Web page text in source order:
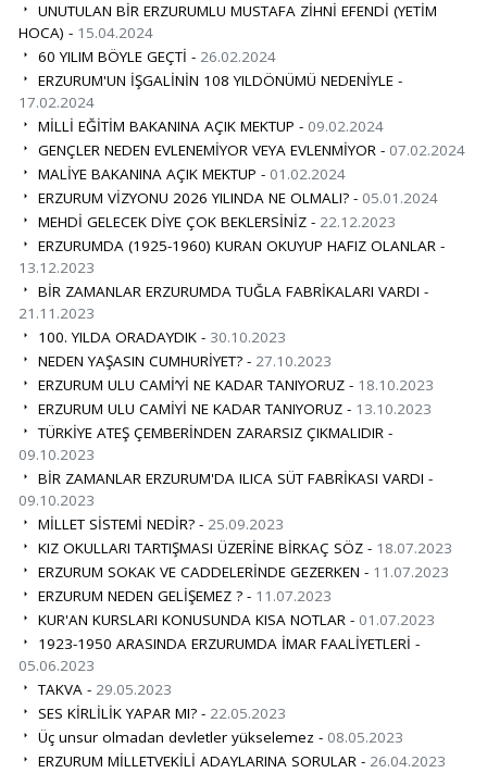
UNUTULAN BİR ERZURUMLU MUSTAFA ZİHNİ EFENDİ (YETİM
HOCA) - 15.04.2024
60 YILIM BÖYLE GEÇTİ - 26.02.2024
ERZURUM'UN İŞGALİNİN 108 YILDÖNÜMÜ NEDENİYLE -
17.02.2024
MİLLİ EĞİTİM BAKANINA AÇIK MEKTUP - 09.02.2024
GENÇLER NEDEN EVLENEMİYOR VEYA EVLENMİYOR - 07.02.2024
MALİYE BAKANINA AÇIK MEKTUP - 01.02.2024
ERZURUM VİZYONU 2026 YILINDA NE OLMALI? - 05.01.2024
MEHDİ GELECEK DİYE ÇOK BEKLERSİNİZ - 22.12.2023
ERZURUMDA (1925-1960) KURAN OKUYUP HAFIZ OLANLAR -
13.12.2023
BİR ZAMANLAR ERZURUMDA TUĞLA FABRİKALARI VARDI -
21.11.2023
100. YILDA ORADAYDIK - 30.10.2023
NEDEN YAŞASIN CUMHURİYET? - 27.10.2023
ERZURUM ULU CAMİ’Yİ NE KADAR TANIYORUZ - 18.10.2023
ERZURUM ULU CAMİYİ NE KADAR TANIYORUZ - 13.10.2023
TÜRKİYE ATEŞ ÇEMBERİNDEN ZARARSIZ ÇIKMALIDIR -
09.10.2023
BİR ZAMANLAR ERZURUM'DA ILICA SÜT FABRİKASI VARDI -
09.10.2023
MİLLET SİSTEMİ NEDİR? - 25.09.2023
KIZ OKULLARI TARTIŞMASI ÜZERİNE BİRKAÇ SÖZ - 18.07.2023
ERZURUM SOKAK VE CADDELERİNDE GEZERKEN - 11.07.2023
ERZURUM NEDEN GELİŞEMEZ ? - 11.07.2023
KUR'AN KURSLARI KONUSUNDA KISA NOTLAR - 01.07.2023
1923-1950 ARASINDA ERZURUMDA İMAR FAALİYETLERİ -
05.06.2023
TAKVA - 29.05.2023
SES KİRLİLİK YAPAR MI? - 22.05.2023
Üç unsur olmadan devletler yükselemez - 08.05.2023
ERZURUM MİLLETVEKİLİ ADAYLARINA SORULAR - 26.04.2023